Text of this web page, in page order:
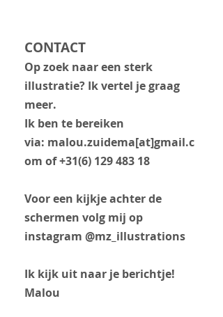
CONTACT
Op zoek naar een sterk
illustratie? Ik vertel je graag
meer.
Ik ben te bereiken
via: malou.zuidema[at]gmail.c
om of+31(6) 129 483 18
Voor een kijkje achter de
schermen volg mij op
instagram @mz_illustrations
Ik kijk uit naar je berichtje!
Malou